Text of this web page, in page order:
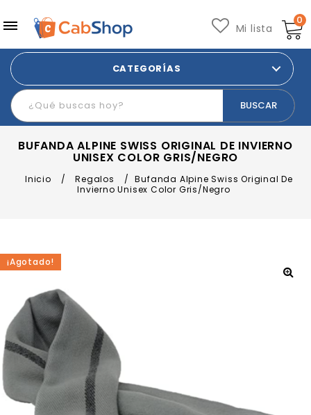
0
Mi lista
CATEGORÍAS
BUFANDA ALPINE SWISS ORIGINAL DE INVIERNO
UNISEX COLOR GRIS/NEGRO
Inicio / Regalos /
Bufanda Alpine Swiss Original De
Invierno Unisex Color Gris/Negro
¡Agotado!